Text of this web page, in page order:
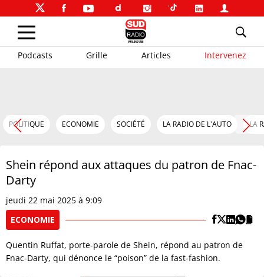
Podcasts Grille Articles Intervenez
POLITIQUE ECONOMIE SOCIÉTÉ LA RADIO DE L'AUTO LA
Shein répond aux attaques du patron de Fnac-
Darty
jeudi 22 mai 2025 à 9:09
ECONOMIE
Quentin Ruffat, porte-parole de Shein, répond au patron de
Fnac-Darty, qui dénonce le “poison” de la fast-fashion.